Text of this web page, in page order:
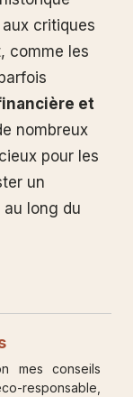
aux critiques
comme les
et
nombreux
pour les
un
long du
mes conseils
responsable,